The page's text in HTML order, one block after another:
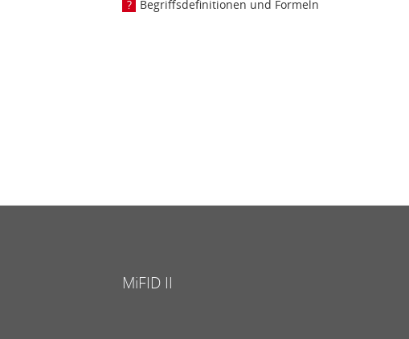
Begriffsdefinitionen und Formeln
MiFID II